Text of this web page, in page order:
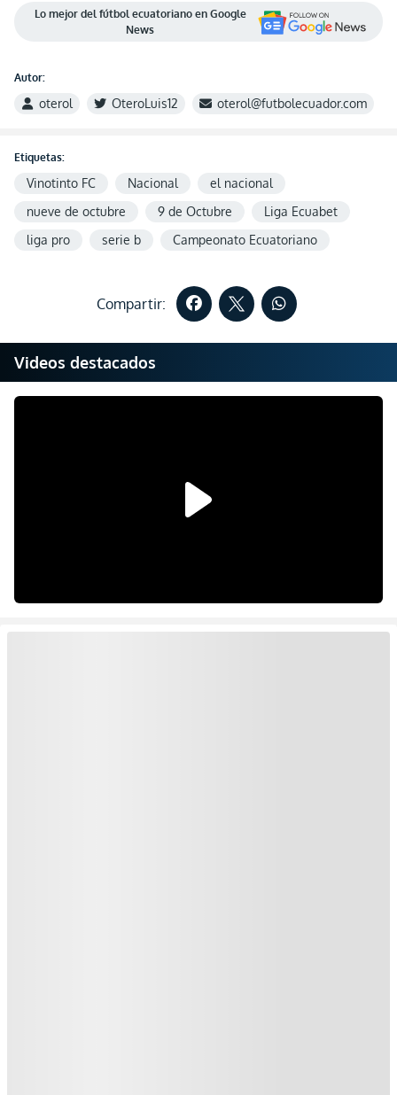
Lo mejor del fútbol ecuatoriano en Google
News
Autor:
oterol OteroLuis12 oterol@futbolecuador.com
Etiquetas:
Vinotinto FC Nacional
el nacional
nueve de octubre
9 de Octubre
Liga Ecuabet
liga pro
serie b Campeonato Ecuatoriano
Compartir:
Videos destacados